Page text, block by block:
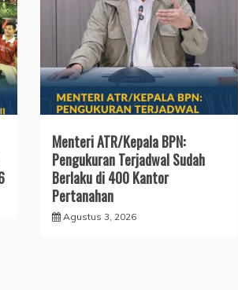
Menteri ATR/Kepala BPN:
Pengukuran Terjadwal Sudah
Berlaku di 400 Kantor
Pertanahan
Agustus 3, 2026